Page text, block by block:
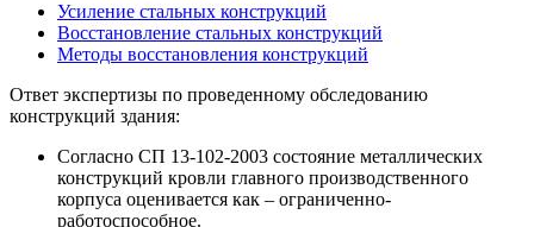
Усиление стальных конструкций
Восстановление стальных конструкций
Методы восстановления конструкций
Ответ экспертизы по проведенному обследованию
конструкций здания:
Согласно СП 13-102-2003 состояние металлических
конструкций кровли главного производственного
корпуса оценивается как – ограниченно-
работоспособное.